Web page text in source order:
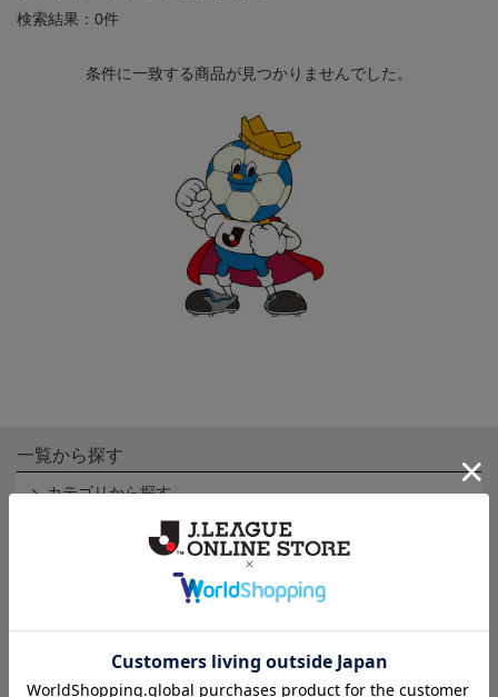
検索結果：0件
条件に一致する商品が見つかりませんでした。
一覧から探す
カテゴリから探す
クラブから探す
Ｊ2
インフォメーション
Ｊリーグオンラインストアとは